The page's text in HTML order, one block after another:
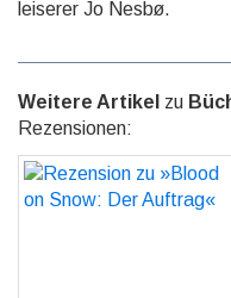
leiserer Jo Nesbø.
Weitere Artikel zu
Rezensionen:
Rezension zu »Blood on
Snow: Der Auftrag«